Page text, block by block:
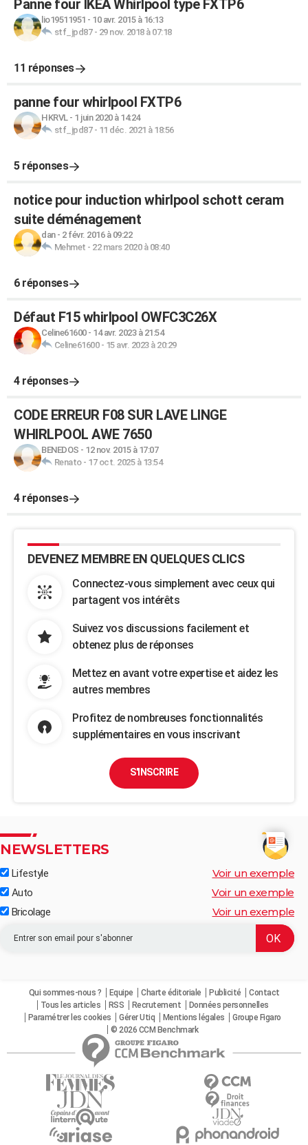
Panne four IKEA Whirlpool type FXTP6
lio19511951 - 10 avr. 2015 à 16:13
stf_jpd87- 29 nov. 2018 à 07:18
11 réponses
panne four whirlpool FXTP6
HKRVL- 1 juin 2020 à 14:24
stf_jpd87- 11 déc. 2021 à 18:56
5 réponses
notice pour induction whirlpool schott ceram
suite déménagement
dan- 2 févr. 2016 à 09:22
Mehmet - 22 mars 2020 à 08:40
6 réponses
Défaut F15 whirlpool OWFC3C26X
Celine61600- 14 avr. 2023 à 21:54
Celine61600- 15 avr. 2023 à 20:29
4 réponses
CODE ERREUR F08 SUR LAVE LINGE
WHIRLPOOL AWE 7650
BENEDOS - 12 nov. 2015 à 17:07
Renato- 17 oct. 2025 à 13:54
4 réponses
DEVENEZ MEMBRE EN QUELQUES CLICS
Connectez-vous simplement avec ceux qui
partagent vos intérêts
Suivez vos discussions facilement et
obtenez plus de réponses
Mettez en avant votre expertise et aidez les
autres membres
Profitez de nombreuses fonctionnalités
supplémentaires en vous inscrivant
S'INSCRIRE
NEWSLETTERS
Lifestyle Voir un exemple
Auto Voir un exemple
Bricolage Voir un exemple
Qui sommes-nous ? Equipe Charte éditoriale Publicité
Contact
Tous les articles
RSS Recrutement
Données personnelles
Paramétrer les cookies
Gérer Utiq Mentions légales
Groupe Figaro
© 2026 CCM Benchmark